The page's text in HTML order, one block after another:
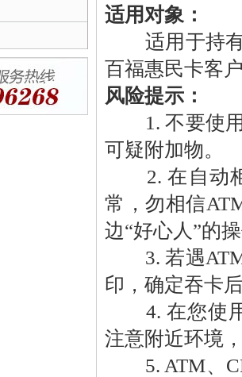
适用对象：
适用于持有
百福惠民卡客
风险提示：
1. 不要使用
可疑附加物。
2. 在自动柜
常，勿相信
边“好心人”的
3. 若遇ATM
印，确定吞卡
4. 在您使用
注意附近环境
5. ATM、